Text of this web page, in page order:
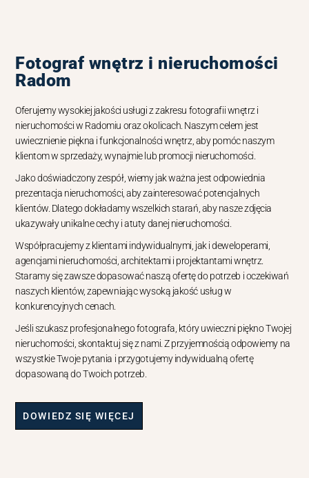
Fotograf wnętrz i nieruchomości
Radom
Oferujemy wysokiej jakości usługi z zakresu fotografii wnętrz i
nieruchomości w Radomiu oraz okolicach. Naszym celem jest
uwiecznienie piękna i funkcjonalności wnętrz, aby pomóc naszym
klientom w sprzedaży, wynajmie lub promocji nieruchomości.
Jako doświadczony zespół, wiemy jak ważna jest odpowiednia
prezentacja nieruchomości, aby zainteresować potencjalnych
klientów. Dlatego dokładamy wszelkich starań, aby nasze zdjęcia
ukazywały unikalne cechy i atuty danej nieruchomości.
Współpracujemy z klientami indywidualnymi, jak i deweloperami,
agencjami nieruchomości, architektami i projektantami wnętrz.
Staramy się zawsze dopasować naszą ofertę do potrzeb i oczekiwań
naszych klientów, zapewniając wysoką jakość usług w
konkurencyjnych cenach.
Jeśli szukasz profesjonalnego fotografa, który uwieczni piękno Twojej
nieruchomości, skontaktuj się z nami. Z przyjemnością odpowiemy na
wszystkie Twoje pytania i przygotujemy indywidualną ofertę
dopasowaną do Twoich potrzeb.
DOWIEDZ SIĘ WIĘCEJ